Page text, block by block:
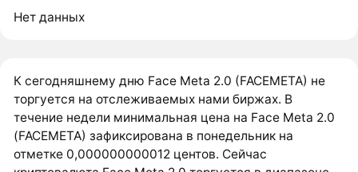
Нет данных
К сегодняшнему дню Face Meta 2.0 (FACEMETA) не
торгуется на отслеживаемых нами биржах. В
течение недели минимальная цена на Face Meta 2.0
(FACEMETA) зафиксирована в понедельник на
отметке 0,000000000012 центов. Сейчас